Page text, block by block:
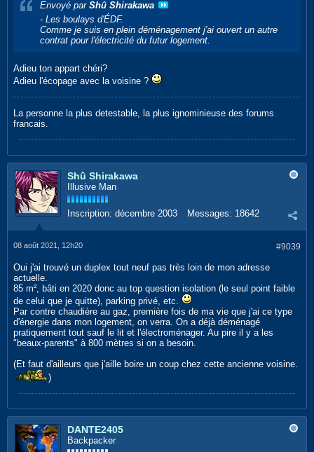
Envoyé par Shû Shirakawa
- Les boulays d'ÉDF.
Comme je suis en plein déménagement j'ai ouvert un autre
contrat pour l'électricité du futur logement.
Adieu ton appart chéri?
Adieu l'écopage avec la voisine ?
La personne la plus detestable, la plus ignominieuse des forums
francais.
Shû Shirakawa
Illusive Man
Inscription: décembre 2003 Messages: 18642
#9039
08 août 2021, 12h20
Oui j'ai trouvé un duplex tout neuf pas très loin de mon adresse
actuelle.
85 m², bâti en 2020 donc au top question isolation (le seul point faible
de celui que je quitte), parking privé, etc.
Par contre chaudière au gaz, première fois de ma vie que j'ai ce type
d'énergie dans mon logement, on verra. On a déjà déménagé
pratiquement tout sauf le lit et l'électroménager. Au pire il y a les
"beaux-parents" à 800 mètres si on a besoin.
(Et faut d'ailleurs que j'aille boire un coup chez cette ancienne voisine.
)
DANTE2405
Backpacker